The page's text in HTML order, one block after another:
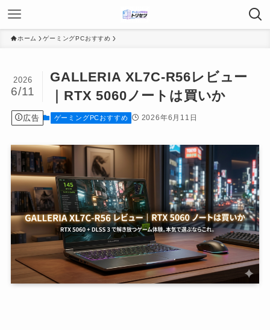
ホーム ゲーミングPCおすすめ
GALLERIA XL7C-R56レビュー
｜RTX 5060ノートは買いか
2026
6/11
広告 ゲーミングPCおすすめ 2026年6月11日